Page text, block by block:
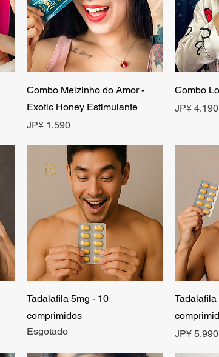
Visualização rápida
Combo Melzinho do Amor -
Exotic Honey Estimulante
Preço
JP¥ 1.590
Combo
Preço
JP¥ 4.190
Visualização rápida
Tadalafila 5mg - 10
comprimidos
Esgotado
Tadalafila
Preço
JP¥ 5.990